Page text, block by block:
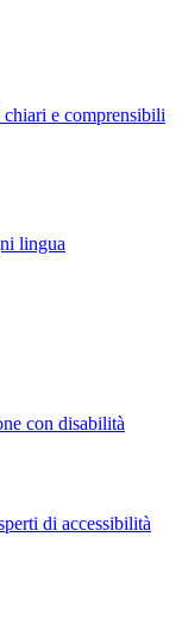
e comprensibili
lingua
con disabilità
di accessibilità